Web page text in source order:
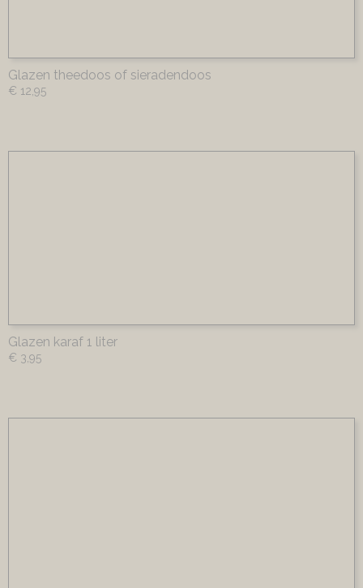
Glazen theedoos of sieradendoos
€ 12,95
Glazen karaf 1 liter
€ 3,95